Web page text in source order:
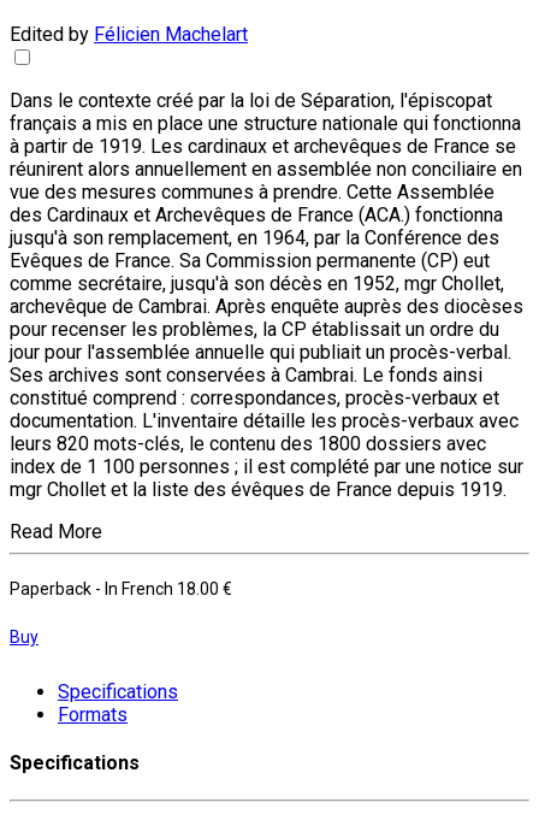
Edited by Félicien Machelart
Dans le contexte créé par la loi de Séparation, l'épiscopat
français a mis en place une structure nationale qui fonctionna
à partir de 1919. Les cardinaux et archevêques de France se
réunirent alors annuellement en assemblée non conciliaire en
vue des mesures communes à prendre. Cette Assemblée
des Cardinaux et Archevêques de France (ACA.) fonctionna
jusqu'à son remplacement, en 1964, par la Conférence des
Evêques de France. Sa Commission permanente (CP) eut
comme secrétaire, jusqu'à son décès en 1952, mgr Chollet,
archevêque de Cambrai. Après enquête auprès des diocèses
pour recenser les problèmes, la CP établissait un ordre du
jour pour l'assemblée annuelle qui publiait un procès-verbal.
Ses archives sont conservées à Cambrai. Le fonds ainsi
constitué comprend : correspondances, procès-verbaux et
documentation. L'inventaire détaille les procès-verbaux avec
leurs 820 mots-clés, le contenu des 1800 dossiers avec
index de 1 100 personnes ; il est complété par une notice sur
mgr Chollet et la liste des évêques de France depuis 1919.
Read More
Paperback - In French 18.00 €
Buy
Specifications
Formats
Specifications